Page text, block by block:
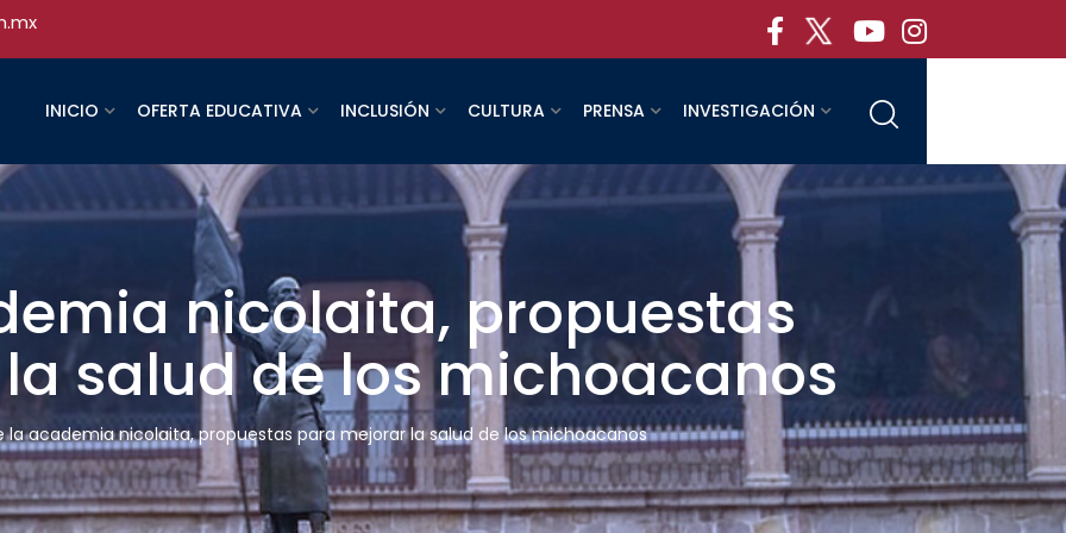
INICIO OFERTA EDUCATIVA INCLUSIÓN CULTURA PRENSA INVESTIGACIÓN
nicolaita, propuestas
salud de los michoacanos
la academia nicolaita, propuestas para mejorar la salud de los michoacanos